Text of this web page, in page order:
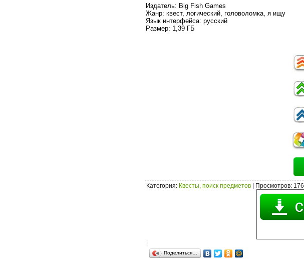
Издатель: Big Fish Games
Жанр: квест, логический, головоломка, я ищу
Язык интерфейса: русский
Размер: 1,39 ГБ
Категория: Квесты, поиск предметов Просмотров: 176 |
Поделиться…